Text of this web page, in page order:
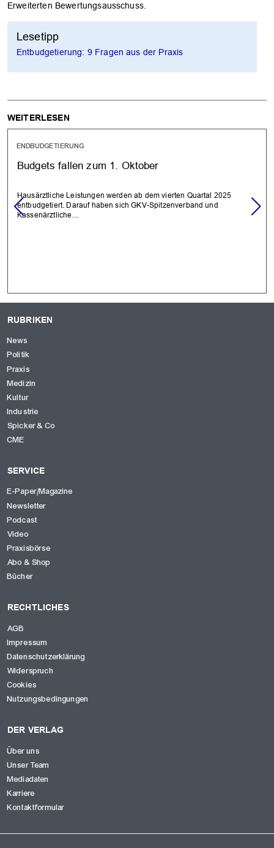
Erweiterten Bewertungsausschuss.
Lesetipp
Entbudgetierung: 9 Fragen aus der Praxis
WEITERLESEN
ENDBUDGETIERUNG
Budgets fallen zum 1. Oktober
Hausärztliche Leistungen werden ab dem vierten Quartal 2025
entbudgetiert. Darauf haben sich GKV-Spitzenverband und
Kassenärztliche…
RUBRIKEN
News
Politik
Praxis
Medizin
Kultur
Industrie
Spicker & Co
CME
SERVICE
E-Paper/Magazine
Newsletter
Podcast
Video
Praxisbörse
Abo & Shop
Bücher
RECHTLICHES
AGB
Impressum
Datenschutzerklärung
Widerspruch
Cookies
Nutzungsbedingungen
DER VERLAG
Über uns
Unser Team
Mediadaten
Karriere
Kontaktformular